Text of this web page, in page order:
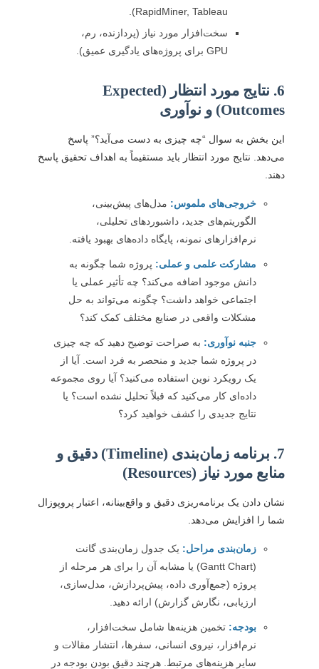
RapidMiner, Tableau).
سخت‌افزار مورد نیاز (پردازنده، رم،
6. نتایج مورد انتظار (Expected
Outcomes) و نوآوری
این بخش به سوال “چه چیزی به دست می‌آید؟” پاسخ
می‌دهد. نتایج مورد انتظار باید مستقیماً به اهداف تحقیق پاسخ
خروجی‌های ملموس:مدل‌های پیش‌بینی،
الگوریتم‌های جدید، داشبوردهای تحلیلی،
نرم‌افزارهای نمونه، پایگاه داده‌های بهبود یافته.
مشارکت علمی و عملی:پروژه شما چگونه به
دانش موجود اضافه می‌کند؟ چه تأثیر عملی یا
اجتماعی خواهد داشت؟ چگونه می‌تواند به حل
مشکلات واقعی در صنایع مختلف کمک کند؟
جنبه نوآوری: به صراحت توضیح دهید که چه چیزی
در پروژه شما جدید و منحصر به فرد است. آیا از
یک رویکرد نوین استفاده می‌کنید؟ آیا روی مجموعه
داده‌ای کار می‌کنید که قبلاً تحلیل نشده است؟ یا
نتایج جدیدی را کشف خواهید کرد؟
7. برنامه زمان‌بندی (Timeline) دقیق و
منابع مورد نیاز (Resources)
نشان دادن یک برنامه‌ريزی دقیق و واقع‌بینانه، اعتبار پروپوزال
شما را افزایش می‌دهد.
زمان‌بندی مراحل: یک جدول زمان‌بندی گانت
(Gantt Chart) یا مشابه آن را برای هر مرحله از
پروژه (جمع‌آوری داده، پیش‌پردازش، مدل‌سازی،
ارزیابی، نگارش گزارش) ارائه دهید.
بودجه:تخمین هزینه‌ها شامل سخت‌افزار،
نرم‌افزار، نیروی انسانی، سفرها، انتشار مقالات و
سایر هزینه‌های مرتبط. هرچند دقیق بودن بودجه در